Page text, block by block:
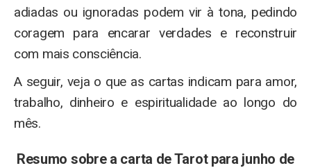
adiadas ou ignoradas podem vir à tona, pedindo
coragem para encarar verdades e reconstruir
com mais consciência.
A seguir, veja o que as cartas indicam para amor,
trabalho, dinheiro e espiritualidade ao longo do
mês.
Resumo sobre a carta de Tarot para junho de